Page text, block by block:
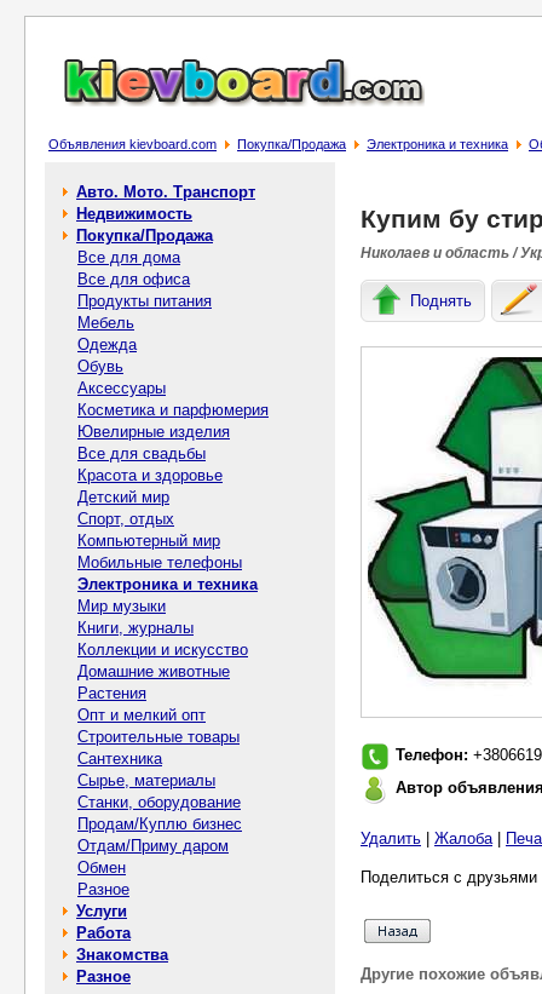
Объявления kievboard.com Покупка/Продажа Электроника и техника
Авто. Мото. Транспорт
Недвижимость
Покупка/Продажа
Все для дома
Все для офиса
Продукты питания
Мебель
Одежда
Обувь
Аксессуары
Косметика и парфюмерия
Ювелирные изделия
Все для свадьбы
Красота и здоровье
Детский мир
Спорт, отдых
Компьютерный мир
Мобильные телефоны
Электроника и техника
Мир музыки
Книги, журналы
Коллекции и искусство
Домашние животные
Растения
Опт и мелкий опт
Строительные товары
Сантехника
Сырье, материалы
Станки, оборудование
Продам/Куплю бизнес
Отдам/Приму даром
Обмен
Разное
Услуги
Работа
Знакомства
Разное
Купим бу
Николаев и область /
Поднять
Телефон:
Автор
Удалить Жалоба|
Поделиться с
Другие похожие